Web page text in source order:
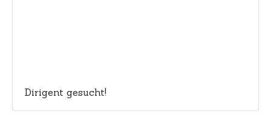
Dirigent gesucht!